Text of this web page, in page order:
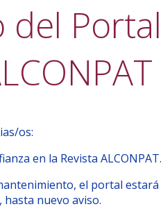
Portal
os:
en la Revista ALCONPAT.
el portal estará
nuevo aviso.